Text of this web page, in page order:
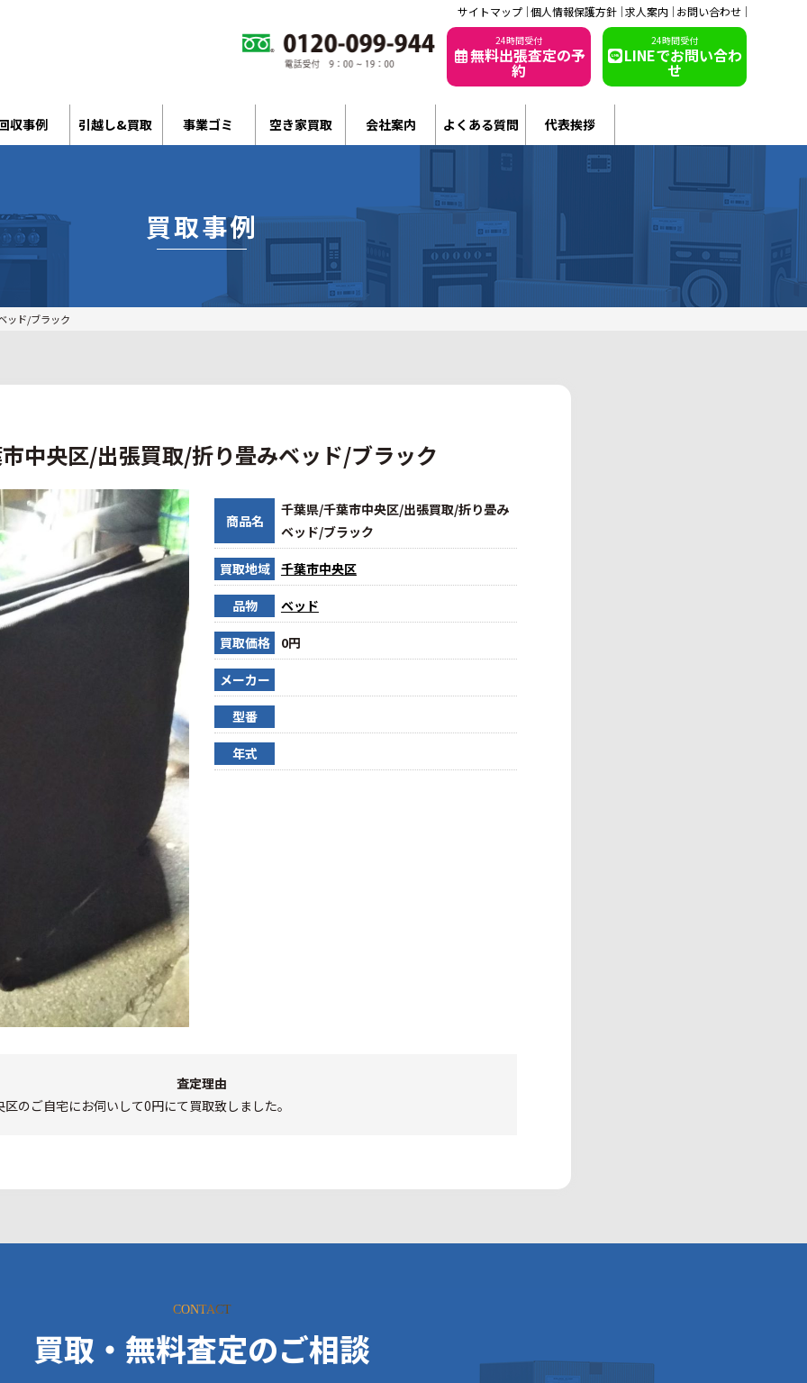
サイトマップ 個人情報保護方針 求人案内 お問い合わせ
24時間受付
無料出張査定の予
約
24時間受付
LINEでお問い合わ
せ
収事例 引越し&買取 事業ゴミ 空き家買取 会社案内 よくある質問 代表挨拶
買取事例
ッド/ブラック
中央区/出張買取/折り畳みベッド/ブラック
商品名
千葉県/千葉市中央区/出張買取/折り畳み
ベッド/ブラック
買取地域 千葉市中央区
品物 ベッド
買取価格 0円
メーカー
型番
年式
査定理由
のご自宅にお伺いして0円にて買取致しました。
CONTACT
買取・無料査定のご相談